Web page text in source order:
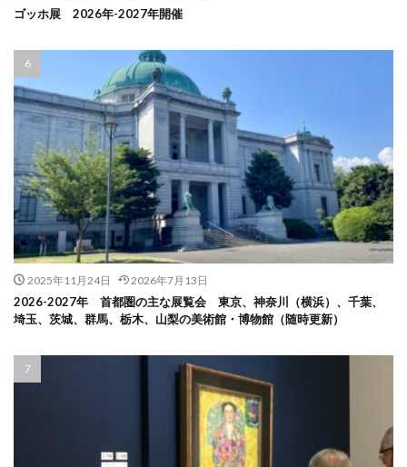
ゴッホ展 2026年-2027年開催
2025年11月24日 2026年7月13日
2026-2027年 首都圏の主な展覧会 東京、神奈川（横浜）、千葉、
埼玉、茨城、群馬、栃木、山梨の美術館・博物館（随時更新）